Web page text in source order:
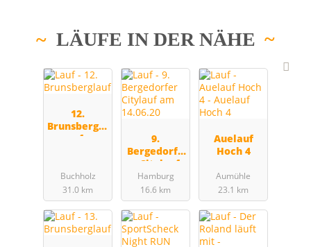
LÄUFE IN DER NÄHE
12.
Brunsbergla
uf
Buchholz
31.0 km
9.
Bergedorfe
r Citylauf
am 14.06.20
Hamburg
16.6 km
Auelauf
Hoch 4
Aumühle
23.1 km